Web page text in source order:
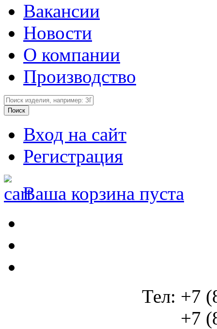
Вакансии
Новости
О компании
Производство
Вход на сайт
Регистрация
Ваша корзина пуста
Тел: +7
+7